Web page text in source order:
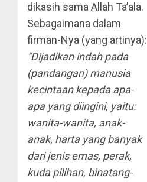
dikasih sama Allah Ta’ala.
Sebagaimana dalam
firman-Nya (yang artinya):
“Dijadikan indah pada
(pandangan) manusia
kecintaan kepada apa-
apa yang diingini, yaitu:
wanita-wanita, anak-
anak, harta yang banyak
dari jenis emas, perak,
kuda pilihan, binatang-